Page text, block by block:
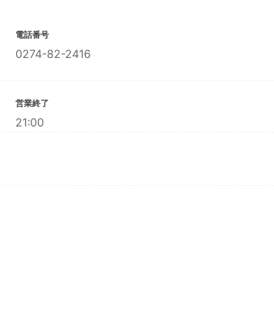
電話番号
0274-82-2416
営業終了
21:00